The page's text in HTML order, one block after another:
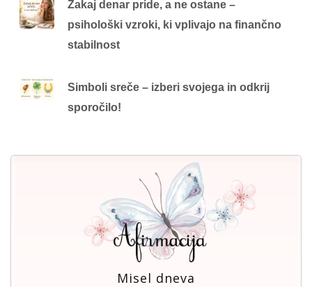
Zakaj denar pride, a ne ostane –
psihološki vzroki, ki vplivajo na finančno
stabilnost
Simboli sreče – izberi svojega in odkrij
sporočilo!
Misel dneva